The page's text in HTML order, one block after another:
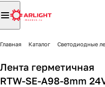
Главная Каталог Светодиодные
Лента герметичная
RTW-SE-A98-8mm